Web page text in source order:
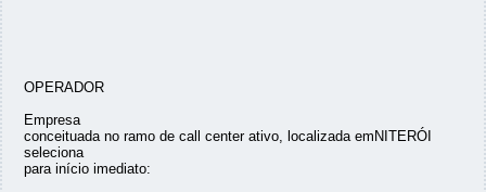
OPERADOR
Empresa
conceituada no ramo de call center ativo, localizada emNITERÓI
seleciona
para início imediato: